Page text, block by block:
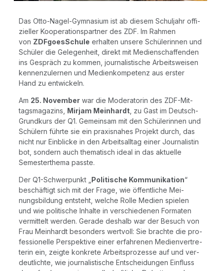
Das Otto-Nagel-Gym­na­si­um ist ab die­sem Schul­jahr offi­
zi­el­ler Koope­ra­ti­ons­part­ner des ZDF. Im Rah­men
von ZDFgoes­Schu­le erhal­ten unse­re Schü­le­rin­nen und
Schü­ler die Gele­gen­heit, direkt mit Medi­en­schaf­fen­den
ins Gespräch zu kom­men, jour­na­lis­ti­sche Arbeits­wei­sen
ken­nen­zu­ler­nen und Medi­en­kom­pe­tenz aus ers­ter
Hand zu entwickeln.
Am 25. Novem­ber war die Mode­ra­to­rin des ZDF-Mit­
tags­ma­ga­zins, Mir­jam Mein­hardt , zu Gast im Deutsch-
Grund­kurs der Q1. Gemein­sam mit den Schü­le­rin­nen und
Schü­lern führ­te sie ein pra­xis­na­hes Pro­jekt durch, das
nicht nur Ein­bli­cke in den Arbeits­all­tag einer Jour­na­lis­tin
bot, son­dern auch the­ma­tisch ide­al in das aktu­el­le
Semes­ter­the­ma passte.
Der Q1-Schwer­punkt „Poli­ti­sche Kom­mu­ni­ka­ti­on“
beschäf­tigt sich mit der Fra­ge, wie öffent­li­che Mei­
nungs­bil­dung ent­steht, wel­che Rol­le Medi­en spie­len
und wie poli­ti­sche Inhal­te in ver­schie­de­nen For­ma­ten
ver­mit­telt wer­den. Gera­de des­halb war der Besuch von
Frau Mein­hardt beson­ders wert­voll: Sie brach­te die pro­
fes­sio­nel­le Per­spek­ti­ve einer erfah­re­nen Medi­en­ver­tre­
te­rin ein, zeig­te kon­kre­te Arbeits­pro­zes­se auf und ver­
deut­lich­te, wie jour­na­lis­ti­sche Ent­schei­dun­gen Ein­fluss